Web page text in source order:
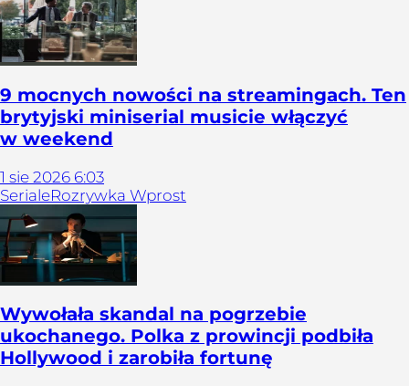
9 mocnych nowości na streamingach. Ten
brytyjski miniserial musicie włączyć
w weekend
1 sie 2026 6:03
SerialeRozrywka Wprost
Wywołała skandal na pogrzebie
ukochanego. Polka z prowincji podbiła
Hollywood i zarobiła fortunę